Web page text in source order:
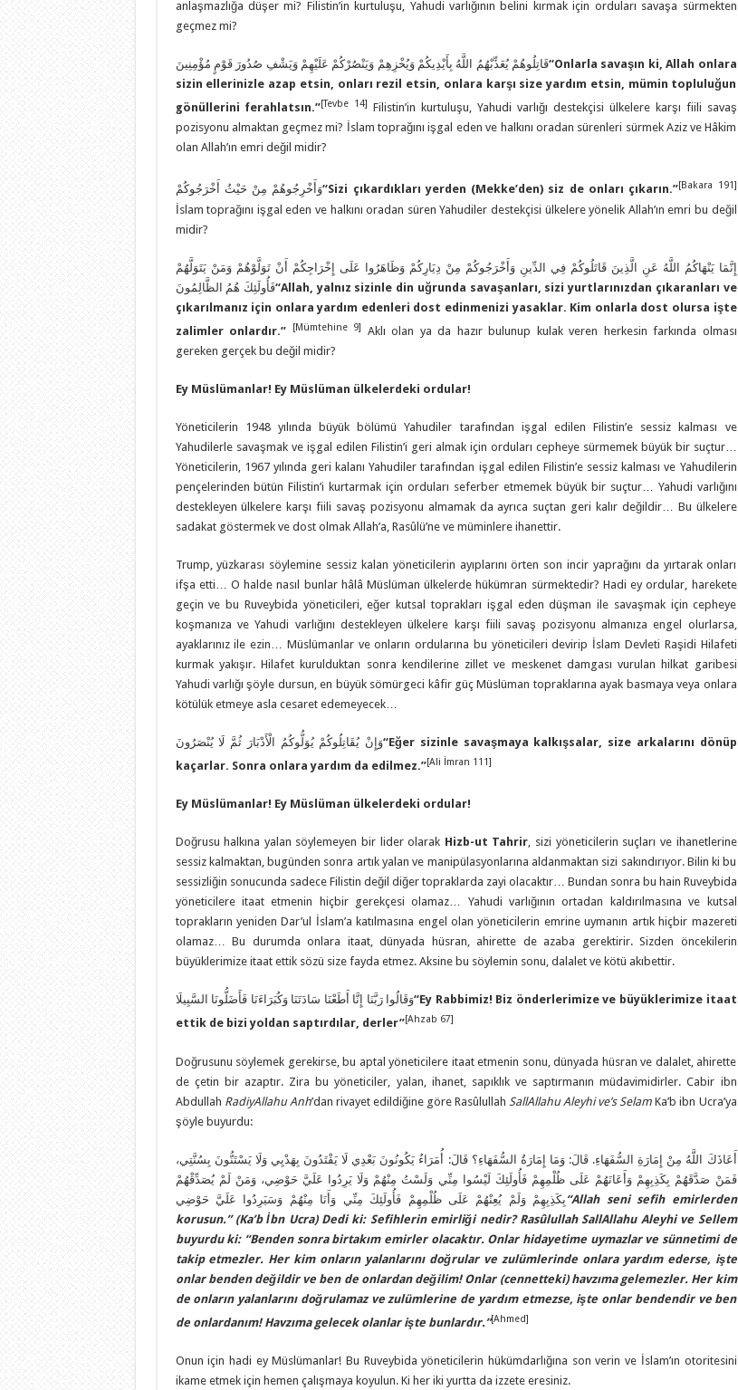
anlaşmazlığa düşer mi? Filistin’in kurtuluşu, Yahudi varlığının belini kırmak için orduları savaşa sürmekten
geçmez mi?
قَاتِلُوهُمْ يُعَذِّبْهُمُ اللَّهُ بِأَيْدِيكُمْ وَيُخْزِهِمْ وَيَنْصُرْكُمْ عَلَيْهِمْ وَيَشْفِ صُدُورَ قَوْمٍ مُؤْمِنِينَ“Onlarla savaşın ki, Allah onlara
sizin ellerinizle azap etsin, onları rezil etsin, onlara karşı size yardım etsin, mümin topluluğun
gönüllerini ferahlatsın.”[Tevbe 14]
Filistin’in kurtuluşu, Yahudi varlığı destekçisi ülkelere karşı fiili savaş
pozisyonu almaktan geçmez mi? İslam toprağını işgal eden ve halkını oradan sürenleri sürmek Aziz ve Hâkim
olan Allah’ın emri değil midir?
وَأَخْرِجُوهُمْ مِنْ حَيْثُ أَخْرَجُوكُمْ“Sizi çıkardıkları yerden (Mekke’den) siz de onları çıkarın.”[Bakara 191]
İslam toprağını işgal eden ve halkını oradan süren Yahudiler destekçisi ülkelere yönelik Allah’ın emri bu değil
midir?
إِنَّمَا يَنْهَاكُمُ اللَّهُ عَنِ الَّذِينَ قَاتَلُوكُمْ فِي الدِّينِ وَأَخْرَجُوكُمْ مِنْ دِيَارِكُمْ وَظَاهَرُوا عَلَى إِخْرَاجِكُمْ أَنْ تَوَلَّوْهُمْ وَمَنْ يَتَوَلَّهُمْ
فَأُولَئِكَ هُمُ الظَّالِمُونَ“Allah, yalnız sizinle din uğrunda savaşanları, sizi yurtlarınızdan çıkaranları ve
çıkarılmanız için onlara yardım edenleri dost edinmenizi yasaklar. Kim onlarla dost olursa işte
zalimler onlardır.”
[Mümtehine 9]
Aklı olan ya da hazır bulunup kulak veren herkesin farkında olması
gereken gerçek bu değil midir?
Ey Müslümanlar! Ey Müslüman ülkelerdeki ordular!
Yöneticilerin 1948 yılında büyük bölümü Yahudiler tarafından işgal edilen Filistin’e sessiz kalması ve
Yahudilerle savaşmak ve işgal edilen Filistin’i geri almak için orduları cepheye sürmemek büyük bir suçtur…
Yöneticilerin, 1967 yılında geri kalanı Yahudiler tarafından işgal edilen Filistin’e sessiz kalması ve Yahudilerin
pençelerinden bütün Filistin’i kurtarmak için orduları seferber etmemek büyük bir suçtur… Yahudi varlığını
destekleyen ülkelere karşı fiili savaş pozisyonu almamak da ayrıca suçtan geri kalır değildir… Bu ülkelere
sadakat göstermek ve dost olmak Allah’a, Rasûlü’ne ve müminlere ihanettir.
Trump, yüzkarası söylemine sessiz kalan yöneticilerin ayıplarını örten son incir yaprağını da yırtarak onları
ifşa etti… O halde nasıl bunlar hâlâ Müslüman ülkelerde hükümran sürmektedir? Hadi ey ordular, harekete
geçin ve bu Ruveybida yöneticileri, eğer kutsal toprakları işgal eden düşman ile savaşmak için cepheye
koşmanıza ve Yahudi varlığını destekleyen ülkelere karşı fiili savaş pozisyonu almanıza engel olurlarsa,
ayaklarınız ile ezin… Müslümanlar ve onların ordularına bu yöneticileri devirip İslam Devleti Raşidi Hilafeti
kurmak yakışır. Hilafet kurulduktan sonra kendilerine zillet ve meskenet damgası vurulan hilkat garibesi
Yahudi varlığı şöyle dursun, en büyük sömürgeci kâfir güç Müslüman topraklarına ayak basmaya veya onlara
kötülük etmeye asla cesaret edemeyecek…
وَإِنْ يُقَاتِلُوكُمْ يُوَلُّوكُمُ الْأَدْبَارَ ثُمَّ لَا يُنْصَرُونَ“Eğer sizinle savaşmaya kalkışsalar, size arkalarını dönüp
kaçarlar. Sonra onlara yardım da edilmez.”[Ali İmran 111]
Ey Müslümanlar! Ey Müslüman ülkelerdeki ordular!
Doğrusu halkına yalan söylemeyen bir lider olarak Hizb-ut Tahrir, sizi yöneticilerin suçları ve ihanetlerine
sessiz kalmaktan, bugünden sonra artık yalan ve manipülasyonlarına aldanmaktan sizi sakındırıyor. Bilin ki bu
sessizliğin sonucunda sadece Filistin değil diğer topraklarda zayi olacaktır… Bundan sonra bu hain Ruveybida
yöneticilere itaat etmenin hiçbir gerekçesi olamaz… Yahudi varlığının ortadan kaldırılmasına ve kutsal
toprakların yeniden Dar’ul İslam’a katılmasına engel olan yöneticilerin emrine uymanın artık hiçbir mazereti
olamaz… Bu durumda onlara itaat, dünyada hüsran, ahirette de azaba gerektirir. Sizden öncekilerin
büyüklerimize itaat ettik sözü size fayda etmez. Aksine bu söylemin sonu, dalalet ve kötü akıbettir.
وَقَالُوا رَبَّنَا إِنَّا أَطَعْنَا سَادَتَنَا وَكُبَرَاءَنَا فَأَضَلُّونَا السَّبِيلَا“Ey Rabbimiz! Biz önderlerimize ve büyüklerimize itaat
ettik de bizi yoldan saptırdılar, derler”[Ahzab 67]
Doğrusunu söylemek gerekirse, bu aptal yöneticilere itaat etmenin sonu, dünyada hüsran ve dalalet, ahirette
de çetin bir azaptır. Zira bu yöneticiler, yalan, ihanet, sapıklık ve saptırmanın müdavimidirler. Cabir ibn
Abdullah RadiyAllahu Anh’dan rivayet edildiğine göre Rasûlullah SallAllahu Aleyhi ve’s Selam Ka’b ibn Ucra’ya
şöyle buyurdu:
أَعَاذَكَ اللَّهُ مِنْ إِمَارَةِ السُّفَهَاءِ. قَالَ: وَمَا إِمَارَةُ السُّفَهَاءِ؟ قَالَ: أُمَرَاءُ يَكُونُونَ بَعْدِي لَا يَقْتَدُونَ بِهَدْيِي وَلَا يَسْتَنُّونَ بِسُنَّتِي،
فَمَنْ صَدَّقَهُمْ بِكَذِبِهِمْ وَأَعَانَهُمْ عَلَى ظُلْمِهِمْ فَأُولَئِكَ لَيْسُوا مِنِّي وَلَسْتُ مِنْهُمْ وَلَا يَرِدُوا عَلَيَّ حَوْضِي، وَمَنْ لَمْ يُصَدِّقْهُمْ
بِكَذِبِهِمْ وَلَمْ يُعِنْهُمْ عَلَى ظُلْمِهِمْ فَأُولَئِكَ مِنِّي وَأَنَا مِنْهُمْ وَسَيَرِدُوا عَلَيَّ حَوْضِي“Allah seni sefih emirlerden
korusun.” (Ka’b İbn Ucra) Dedi ki: Sefihlerin emirliği nedir? Rasûlullah SallAllahu Aleyhi ve Sellem
buyurdu ki: “Benden sonra birtakım emirler olacaktır. Onlar hidayetime uymazlar ve sünnetimi de
takip etmezler. Her kim onların yalanlarını doğrular ve zulümlerinde onlara yardım ederse, işte
onlar benden değildir ve ben de onlardan değilim! Onlar (cennetteki) havzıma gelemezler. Her kim
de onların yalanlarını doğrulamaz ve zulümlerine de yardım etmezse, işte onlar bendendir ve ben
de onlardanım! Havzıma gelecek olanlar işte bunlardır.”[Ahmed]
Onun için hadi ey Müslümanlar! Bu Ruveybida yöneticilerin hükümdarlığına son verin ve İslam’ın otoritesini
ikame etmek için hemen çalışmaya koyulun. Ki her iki yurtta da izzete eresiniz.